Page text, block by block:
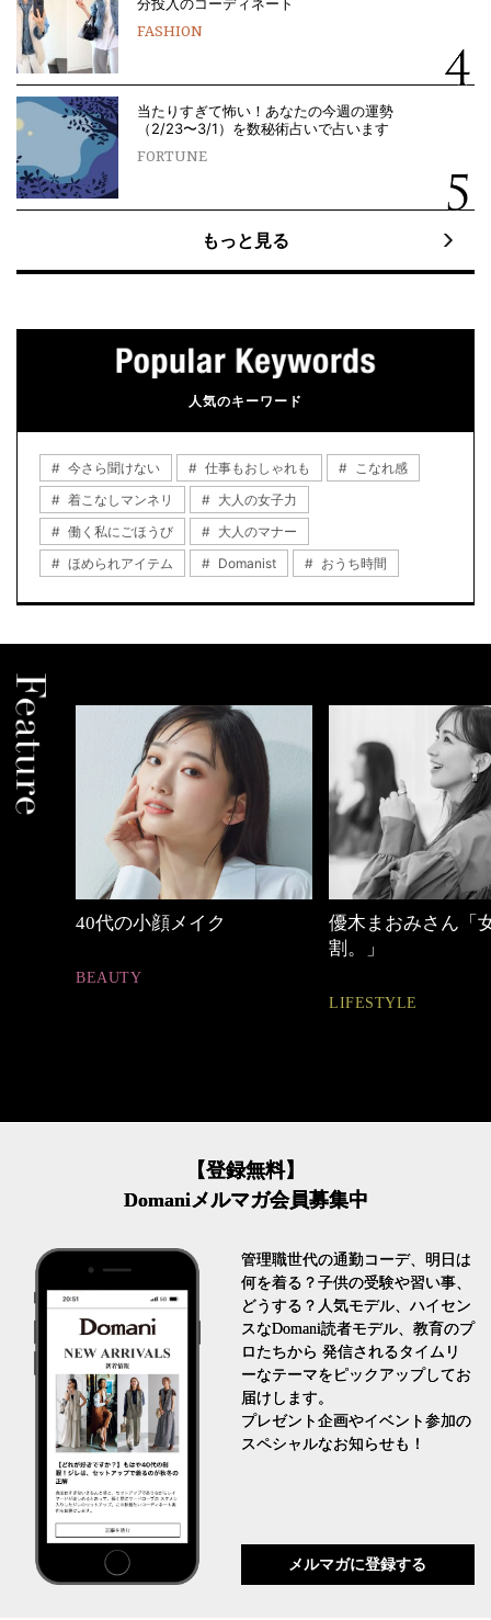
FASHION
当たりすぎて怖い！あなたの今週の運勢
（2/23〜3/1）を数秘術占いで占います
FORTUNE
もっと見る
人気のキーワード
今さら聞けない 仕事もおしゃれも
こなれ感
着こなしマンネリ
大人の女子力
働く私にごほうび
大人のマナー
ほめられアイテム
Domanist おうち時間
40代の小顔メイク
BEAUTY
優木まおみさん「
割。」
LIFESTYLE
【登録無料】
Domaniメルマガ会員募集中
管理職世代の通勤コーデ、明日は
何を着る？子供の受験や習い事、
どうする？人気モデル、ハイセン
スなDomani読者モデル、教育のプ
ロたちから 発信されるタイムリ
ーなテーマをピックアップしてお
届けします。
プレゼント企画やイベント参加の
スペシャルなお知らせも！
メルマガに登録する